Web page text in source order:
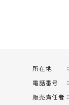
所在地
電話番号
販売責任者